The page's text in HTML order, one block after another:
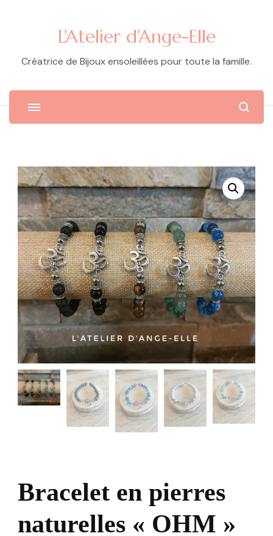
L'Atelier d'Ange-Elle
Créatrice de Bijoux ensoleillées pour toute la famille.
Bracelet en pierres
naturelles « OHM »